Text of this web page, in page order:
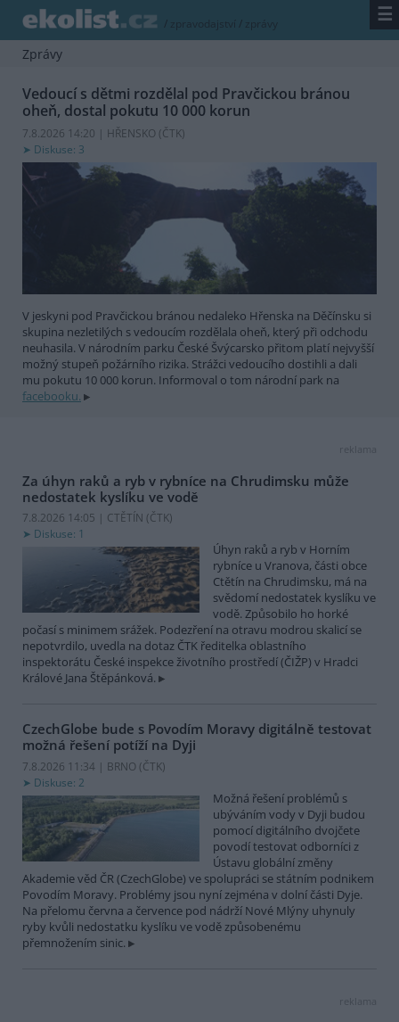
/ zpravodajství / zprávy ☰
Zprávy
Vedoucí s dětmi rozdělal pod Pravčickou bránou
oheň, dostal pokutu 10 000 korun
7.8.2026 14:20 | HŘENSKO (ČTK)
Diskuse: 3
V jeskyni pod Pravčickou bránou nedaleko Hřenska na Děčínsku si
skupina nezletilých s vedoucím rozdělala oheň, který při odchodu
neuhasila. V národním parku České Švýcarsko přitom platí nejvyšší
možný stupeň požárního rizika. Strážci vedoucího dostihli a dali
mu pokutu 10 000 korun. Informoval o tom národní park na
facebooku.
reklama
Za úhyn raků a ryb v rybníce na Chrudimsku může
nedostatek kyslíku ve vodě
7.8.2026 14:05 | CTĚTÍN (ČTK)
Diskuse: 1
Úhyn raků a ryb v Horním
rybníce u Vranova, části obce
Ctětín na Chrudimsku, má na
svědomí nedostatek kyslíku ve
vodě. Způsobilo ho horké
počasí s minimem srážek. Podezření na otravu modrou skalicí se
nepotvrdilo, uvedla na dotaz ČTK ředitelka oblastního
inspektorátu České inspekce životního prostředí (ČIŽP) v Hradci
Králové Jana Štěpánková.
CzechGlobe bude s Povodím Moravy digitálně testovat
možná řešení potíží na Dyji
7.8.2026 11:34 | BRNO (ČTK)
Diskuse: 2
Možná řešení problémů s
ubýváním vody v Dyji budou
pomocí digitálního dvojčete
povodí testovat odborníci z
Ústavu globální změny
Akademie věd ČR (CzechGlobe) ve spolupráci se státním podnikem
Povodím Moravy. Problémy jsou nyní zejména v dolní části Dyje.
Na přelomu června a července pod nádrží Nové Mlýny uhynuly
ryby kvůli nedostatku kyslíku ve vodě způsobenému
přemnožením sinic.
reklama